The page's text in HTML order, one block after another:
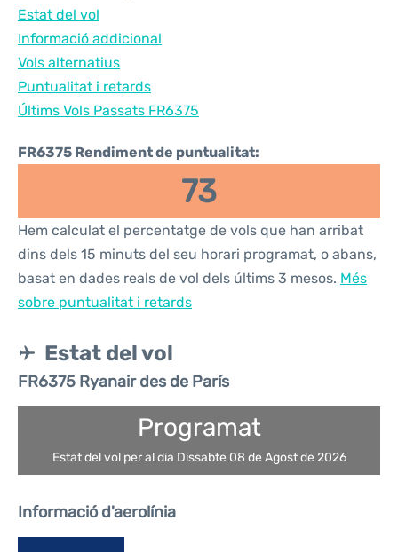
Estat del vol
Informació addicional
Vols alternatius
Puntualitat i retards
Últims Vols Passats FR6375
FR6375 Rendiment de puntualitat:
73
Hem calculat el percentatge de vols que han arribat
dins dels 15 minuts del seu horari programat, o abans,
basat en dades reals de vol dels últims 3 mesos. Més
sobre puntualitat i retards
Estat del vol
FR6375 Ryanair des de París
Programat
Estat del vol per al dia Dissabte 08 de Agost de 2026
Informació d'aerolínia